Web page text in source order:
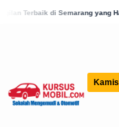
yang Harus Diketahui!
Kamis